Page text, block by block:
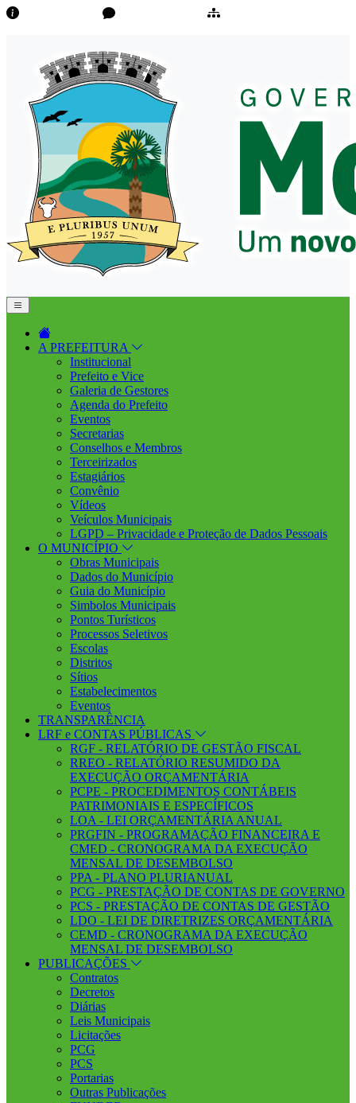
A PREFEITURA
Institucional
Prefeito e Vice
Galeria de Gestores
Agenda do Prefeito
Eventos
Secretarias
Conselhos e Membros
Terceirizados
Estagiários
Convênio
Vídeos
Veículos Municipais
LGPD – Privacidade e Proteção de Dados Pessoais
O MUNICÍPIO
Obras Municipais
Dados do Município
Guia do Município
Simbolos Municipais
Pontos Turísticos
Processos Seletivos
Escolas
Distritos
Sítios
Estabelecimentos
Eventos
TRANSPARÊNCIA
LRF e CONTAS PÚBLICAS
RGF - RELATÓRIO DE GESTÃO FISCAL
RREO - RELATÓRIO RESUMIDO DA
EXECUÇÃO ORÇAMENTÁRIA
PCPE - PROCEDIMENTOS CONTÁBEIS
PATRIMONIAIS E ESPECÍFICOS
LOA - LEI ORÇAMENTÁRIA ANUAL
PRGFIN - PROGRAMAÇÃO FINANCEIRA E
CMED - CRONOGRAMA DA EXECUÇÃO
MENSAL DE DESEMBOLSO
PPA - PLANO PLURIANUAL
PCG - PRESTAÇÃO DE CONTAS DE GOVERNO
PCS - PRESTAÇÃO DE CONTAS DE GESTÃO
LDO - LEI DE DIRETRIZES ORÇAMENTÁRIA
CEMD - CRONOGRAMA DA EXECUÇÃO
MENSAL DE DESEMBOLSO
PUBLICAÇÕES
Contratos
Decretos
Diárias
Leis Municipais
Licitações
PCG
PCS
Portarias
Outras Publicações